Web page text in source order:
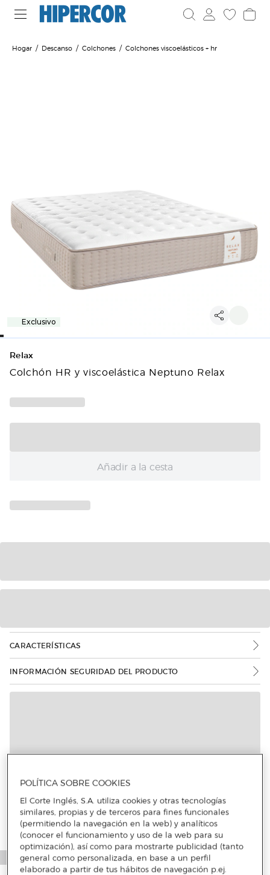
Hogar Descanso Colchones Colchones viscoelásticos + hr
Exclusivo
Relax
Colchón HR y viscoelástica Neptuno Relax
Añadir a la cesta
CARACTERÍSTICAS
INFORMACIÓN SEGURIDAD DEL PRODUCTO
POLÍTICA SOBRE COOKIES
El Corte Inglés, S.A. utiliza cookies y otras tecnologías
similares, propias y de terceros para fines funcionales
(permitiendo la navegación en la web) y analíticos
(conocer el funcionamiento y uso de la web para su
optimización), así como para mostrarte publicidad (tanto
general como personalizada, en base a un perfil
elaborado a partir de tus hábitos de navegación p.ej.